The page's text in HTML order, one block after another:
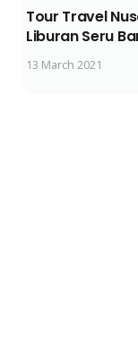
Tour Travel
Liburan Seru
13 March 2021